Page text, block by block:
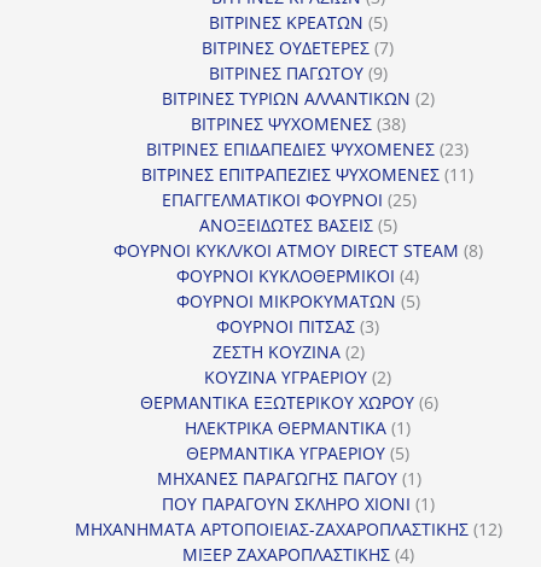
προϊόντα
ΒΙΤΡΙΝΕΣ ΚΡΕΑΤΩΝ 55
προϊόντα
ΒΙΤΡΙΝΕΣ ΟΥΔΕΤΕΡΕΣ 77
ΒΙΤΡΙΝΕΣ ΠΑΓΩΤΟΥ 99
προϊόντα
ΒΙΤΡΙΝΕΣ ΤΥΡΙΩΝ ΑΛΛΑΝΤΙΚΩΝ 22
ΒΙΤΡΙΝΕΣ ΨΥΧΟΜΕΝΕΣ 3838
προϊόντα
ΒΙΤΡΙΝΕΣ ΕΠΙΔΑΠΕΔΙΕΣ ΨΥΧΟΜΕΝΕΣ 2323
προϊόντα
ΒΙΤΡΙΝΕΣ ΕΠΙΤΡΑΠΕΖΙΕΣ ΨΥΧΟΜΕΝΕΣ 1111
ΕΠΑΓΓΕΛΜΑΤΙΚΟΙ ΦΟΥΡΝΟΙ 2525
ΑΝΟΞΕΙΔΩΤΕΣ ΒΑΣΕΙΣ 55
προϊόντα
ΦΟΥΡΝΟΙ ΚΥΚΛ/ΚΟΙ ΑΤΜΟΥ DIRECT STEAM 88
ΦΟΥΡΝΟΙ ΚΥΚΛΟΘΕΡΜΙΚΟΙ 44
προϊόντα
ΦΟΥΡΝΟΙ ΜΙΚΡΟΚΥΜΑΤΩΝ 55
ΦΟΥΡΝΟΙ ΠΙΤΣΑΣ 33
ΖΕΣΤΗ ΚΟΥΖΙΝΑ 22
προϊόντα
ΚΟΥΖΙΝΑ ΥΓΡΑΕΡΙΟΥ 22
προϊόντα
ΘΕΡΜΑΝΤΙΚΑ ΕΞΩΤΕΡΙΚΟΥ ΧΩΡΟΥ 66
ΗΛΕΚΤΡΙΚΑ ΘΕΡΜΑΝΤΙΚΑ 11
προϊόν
ΘΕΡΜΑΝΤΙΚΑ ΥΓΡΑΕΡΙΟΥ 55
προϊόντα
ΜΗΧΑΝΕΣ ΠΑΡΑΓΩΓΗΣ ΠΑΓΟΥ 11
προϊόν
ΠΟΥ ΠΑΡΑΓΟΥΝ ΣΚΛΗΡΟ ΧΙΟΝΙ 11
προϊόν
ΜΗΧΑΝΗΜΑΤΑ ΑΡΤΟΠΟΙΕΙΑΣ-ΖΑΧΑΡΟΠΛΑΣΤΙΚΗΣ 1212
ΜΙΞΕΡ ΖΑΧΑΡΟΠΛΑΣΤΙΚΗΣ 44